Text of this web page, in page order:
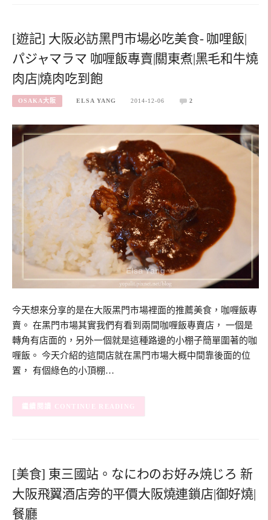
[遊記] 大阪必訪黑門市場必吃美食- 咖哩飯|
パジャマラマ 咖喱飯專賣|關東煮|黑毛和牛燒
肉店|燒肉吃到飽
OSAKA大阪 ELSA YANG 2014-12-06 2
今天想來分享的是在大阪黑門市場裡面的推薦美食，咖喱飯專
賣。 在黑門市場其實我們有看到兩間咖喱飯專賣店， 一個是
轉角有店面的，另外一個就是這種路邊的小棚子簡單圍著的咖
喱飯。 今天介紹的這間店就在黑門市場大概中間靠後面的位
置， 有個綠色的小頂棚…
CONTINUE READING
[美食] 東三國站。なにわのお好み焼じろ 新
大阪飛翼酒店旁的平價大阪燒連鎖店|御好燒|
餐廳